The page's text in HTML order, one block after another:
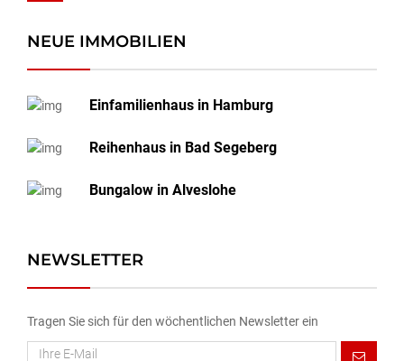
NEUE IMMOBILIEN
Einfamilienhaus in Hamburg
Reihenhaus in Bad Segeberg
Bungalow in Alveslohe
NEWSLETTER
Tragen Sie sich für den wöchentlichen Newsletter ein